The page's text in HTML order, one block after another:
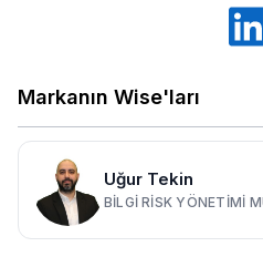
Markanın Wise'ları
Uğur Tekin
BILGI RISK YÖNETIMI